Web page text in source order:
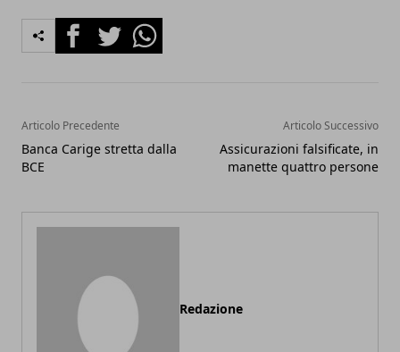
FacebookTwitterWhatsapp
Articolo Precedente
Banca Carige stretta dalla
BCE
Articolo Successivo
Assicurazioni falsificate, in
manette quattro persone
Redazione